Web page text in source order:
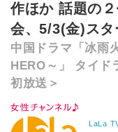
作ほか 話題の
会、5/3(金)スタ
中国ドラマ「冰雨
HERO～」 タイ
初放送＞
LaLa